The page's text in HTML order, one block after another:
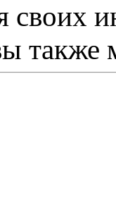
также